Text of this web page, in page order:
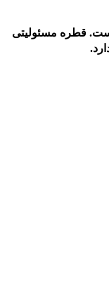
مسئولیتی